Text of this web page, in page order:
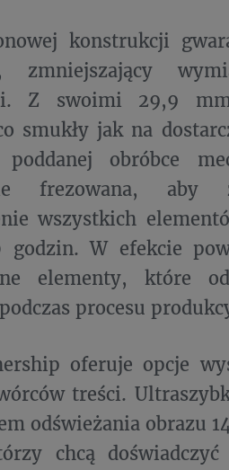
konstrukcji
zmniejszający
Z swoimi 29,9
smukły jak na
poddanej obróbce
frezowana, aby
wszystkich
godzin. W efekcie
elementy, które
procesu
oferuje opcje
treści.
odświeżania obrazu
chcą